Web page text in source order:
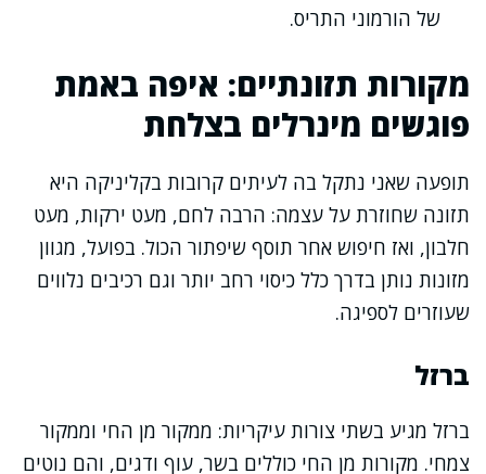
של הורמוני התריס.
מקורות תזונתיים: איפה באמת
פוגשים מינרלים בצלחת
תופעה שאני נתקל בה לעיתים קרובות בקליניקה היא
תזונה שחוזרת על עצמה: הרבה לחם, מעט ירקות, מעט
חלבון, ואז חיפוש אחר תוסף שיפתור הכול. בפועל, מגוון
מזונות נותן בדרך כלל כיסוי רחב יותר וגם רכיבים נלווים
שעוזרים לספיגה.
ברזל
ברזל מגיע בשתי צורות עיקריות: ממקור מן החי וממקור
צמחי. מקורות מן החי כוללים בשר, עוף ודגים, והם נוטים